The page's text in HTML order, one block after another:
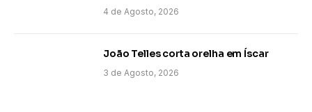
4 de Agosto, 2026
João Telles corta orelha em Íscar
3 de Agosto, 2026